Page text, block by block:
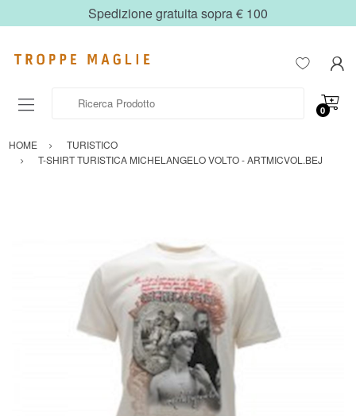
Spedizione gratuita sopra € 100
0
HOME
TURISTICO
T-SHIRT TURISTICA MICHELANGELO VOLTO - ARTMICVOL.BEJ